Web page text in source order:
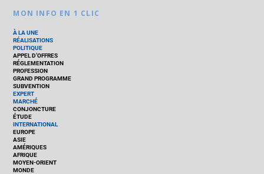
MON INFO EN 1 CLIC
À LA UNE
RÉALISATIONS
POLITIQUE
APPEL D’OFFRES
RÉGLEMENTATION
PROFESSION
GRAND PROGRAMME
SUBVENTION
EXPERT
MARCHÉ
CONJONCTURE
ÉTUDE
INTERNATIONAL
EUROPE
ASIE
AMÉRIQUES
AFRIQUE
MOYEN-ORIENT
MONDE